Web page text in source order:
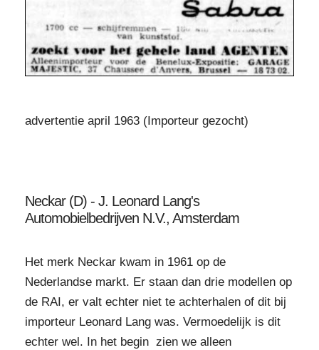
advertentie april 1963 (Importeur gezocht)
Neckar (D) - J. Leonard Lang's
Automobielbedrijven N.V., Amsterdam
Het merk Neckar kwam in 1961 op de
Nederlandse markt. Er staan dan drie modellen op
de RAI, er valt echter niet te achterhalen of dit bij
importeur Leonard Lang was. Vermoedelijk is dit
echter wel. In het begin zien we alleen